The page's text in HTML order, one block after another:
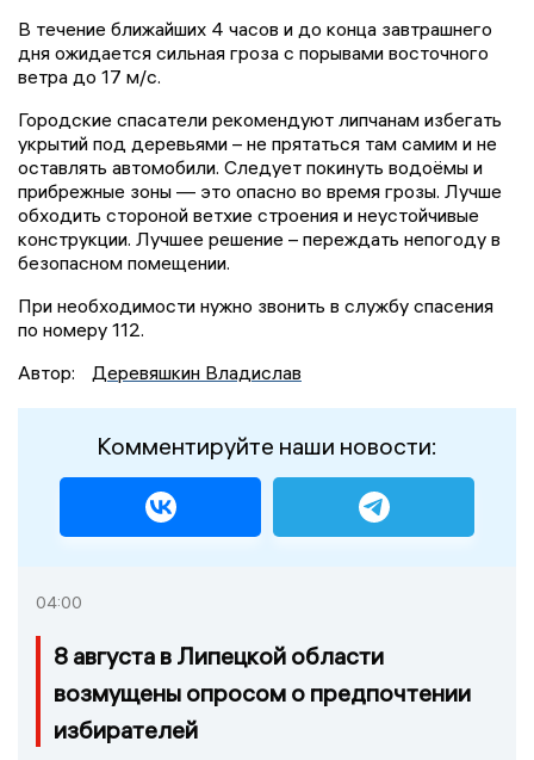
В течение ближайших 4 часов и до конца завтрашнего
дня ожидается сильная гроза с порывами восточного
ветра до 17 м/с.
Городские спасатели рекомендуют липчанам избегать
укрытий под деревьями – не прятаться там самим и не
оставлять автомобили. Следует покинуть водоёмы и
прибрежные зоны — это опасно во время грозы. Лучше
обходить стороной ветхие строения и неустойчивые
конструкции. Лучшее решение – переждать непогоду в
безопасном помещении.
При необходимости нужно звонить в службу спасения
по номеру 112.
Автор:
Деревяшкин Владислав
Комментируйте наши новости:
04:00
8 августа в Липецкой области
возмущены опросом о предпочтении
избирателей